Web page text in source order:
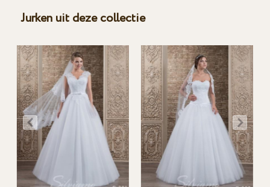
Jurken uit deze collectie